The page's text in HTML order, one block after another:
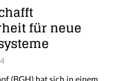
für neue
(BGH) hat sich in einem